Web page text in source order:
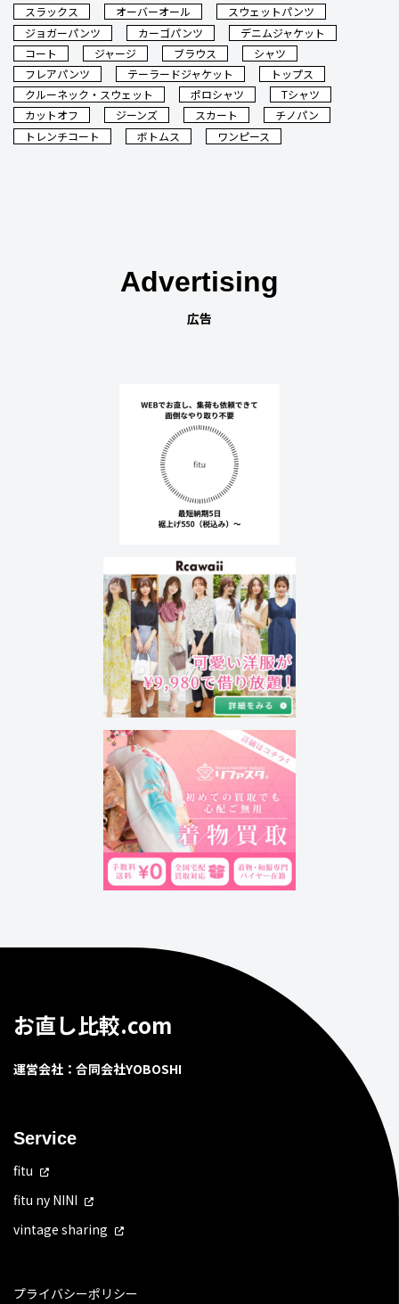
スラックス
オーバーオール
スウェットパンツ
ジョガーパンツ
カーゴパンツ
デニムジャケット
コート
ジャージ ブラウス
シャツ
フレアパンツ
テーラードジャケット
トップス
クルーネック・スウェット
ポロシャツ
Tシャツ
カットオフ
ジーンズ スカート
チノパン
トレンチコート
ボトムス ワンピース
Advertising
広告
お直し比較.com
運営会社：合同会社YOBOSHI
Service
fitu
fitu ny NINI
vintage sharing
プライバシーポリシー